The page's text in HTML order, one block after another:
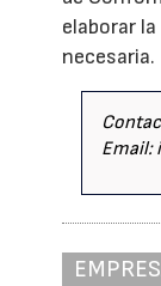
elaborar
necesaria.
Email: